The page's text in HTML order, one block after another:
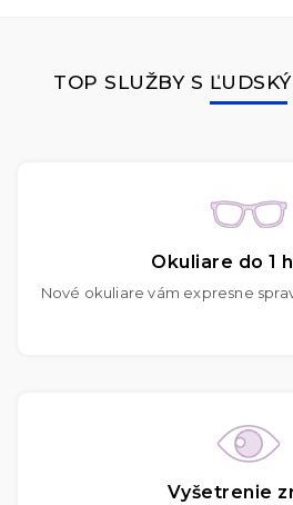
TOP SLUŽBY S
Okuliare do 1
Nové okuliare vám expresne
Vyšetrenie